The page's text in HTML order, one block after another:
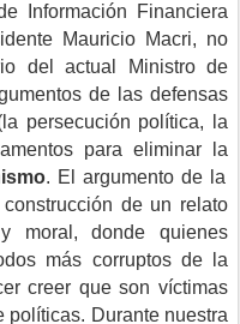
Información Financiera
Mauricio Macri, no
del actual Ministro de
de las defensas
persecución política, la
para eliminar la
. El argumento de la
de un relato
moral, donde quienes
más corruptos de la
creer que son víctimas
políticas. Durante nuestra